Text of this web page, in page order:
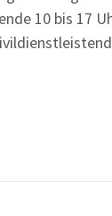
10 bis 17